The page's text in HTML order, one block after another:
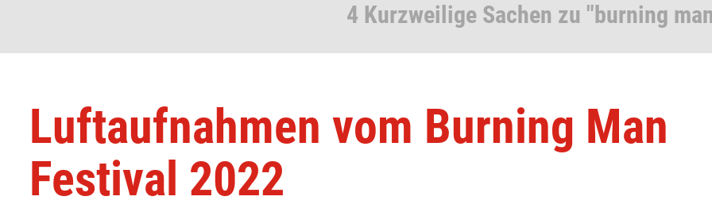
4 Kurzweilige Sachen zu "burning
Luftaufnahmen vom Burning Man
Festival 2022